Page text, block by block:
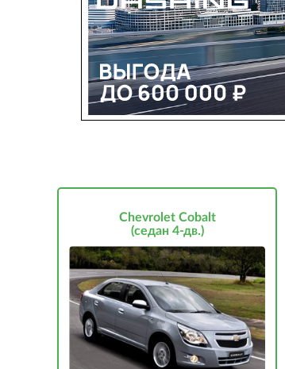
Chevrolet Cobalt
(седан 4-дв.)